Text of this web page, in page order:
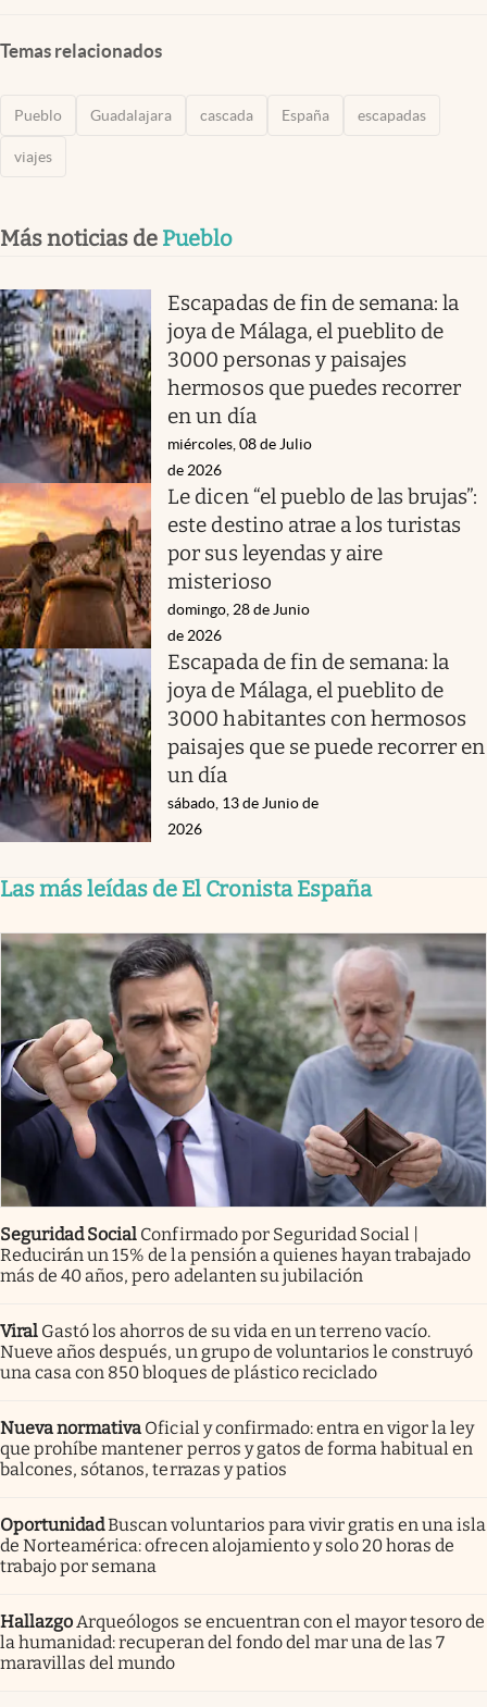
Temas relacionados
Pueblo Guadalajara cascada España escapadas
viajes
Más noticias de Pueblo
Escapadas de fin de semana: la
joya de Málaga, el pueblito de
3000 personas y paisajes
hermosos que puedes recorrer
en un día
miércoles, 08 de Julio
de 2026
Le dicen “el pueblo de las brujas”:
este destino atrae a los turistas
por sus leyendas y aire
misterioso
domingo, 28 de Junio
de 2026
Escapada de fin de semana: la
joya de Málaga, el pueblito de
3000 habitantes con hermosos
paisajes que se puede recorrer en
un día
sábado, 13 de Junio de
2026
Las más leídas de El Cronista España
Seguridad Social Confirmado por Seguridad Social |
Reducirán un 15% de la pensión a quienes hayan trabajado
más de 40 años, pero adelanten su jubilación
Viral Gastó los ahorros de su vida en un terreno vacío.
Nueve años después, un grupo de voluntarios le construyó
una casa con 850 bloques de plástico reciclado
Nueva normativa Oficial y confirmado: entra en vigor la ley
que prohíbe mantener perros y gatos de forma habitual en
balcones, sótanos, terrazas y patios
OportunidadBuscan voluntarios para vivir gratis en una isla
de Norteamérica: ofrecen alojamiento y solo 20 horas de
trabajo por semana
Hallazgo Arqueólogos se encuentran con el mayor tesoro de
la humanidad: recuperan del fondo del mar una de las 7
maravillas del mundo